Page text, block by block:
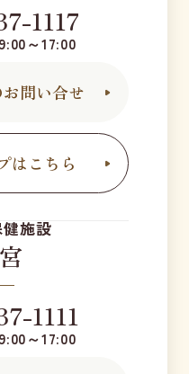
1117
～17:00
問い合せ
はこちら
施設
1111
～17:00